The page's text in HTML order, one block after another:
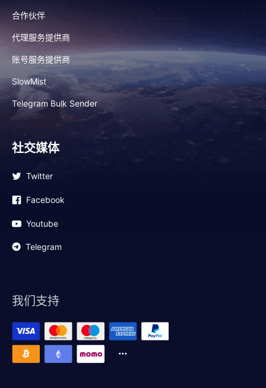
合作伙伴
代理服务提供商
账号服务提供商
SlowMist
Telegram Bulk Sender
社交媒体
Twitter
Facebook
Youtube
Telegram
我们支持